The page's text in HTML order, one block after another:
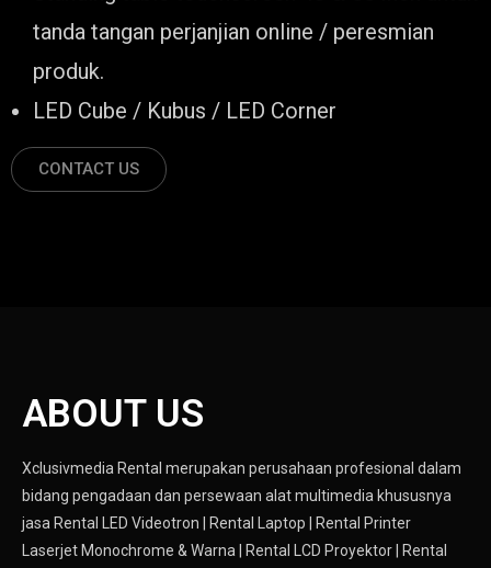
tanda tangan perjanjian online / peresmian
produk.
LED Cube / Kubus / LED Corner
CONTACT US
ABOUT US
Xclusivmedia Rental merupakan perusahaan profesional dalam
bidang pengadaan dan persewaan alat multimedia khususnya
jasa Rental LED Videotron |
Rental Laptop | Rental Printer
Laserjet Monochrome & Warna | Rental LCD Proyektor | Rental